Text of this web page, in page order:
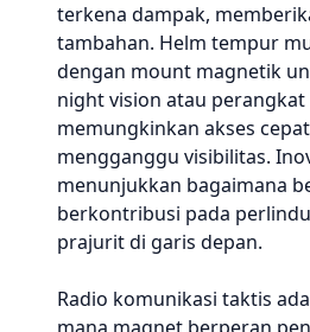
terkena dampak,
tambahan. Helm tempur
dengan mount magnetik
night vision atau
memungkinkan akses
mengganggu visibilitas.
menunjukkan bagaimana
berkontribusi pada
prajurit di garis depan.
Radio komunikasi taktis